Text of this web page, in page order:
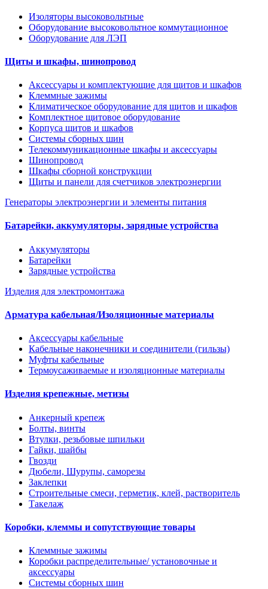
Изоляторы высоковольтные
Оборудование высоковольтное коммутационное
Оборудование для ЛЭП
Щиты и шкафы, шинопровод
Аксессуары и комплектующие для щитов и шкафов
Клеммные зажимы
Климатическое оборудование для щитов и шкафов
Комплектное щитовое оборудование
Корпуса щитов и шкафов
Системы сборных шин
Телекоммуникационные шкафы и аксессуары
Шинопровод
Шкафы сборной конструкции
Щиты и панели для счетчиков электроэнергии
Генераторы электроэнергии и элементы питания
Батарейки, аккумуляторы, зарядные устройства
Аккумуляторы
Батарейки
Зарядные устройства
Изделия для электромонтажа
Арматура кабельная/Изоляционные материалы
Аксессуары кабельные
Кабельные наконечники и соединители (гильзы)
Муфты кабельные
Термоусаживаемые и изоляционные материалы
Изделия крепежные, метизы
Анкерный крепеж
Болты, винты
Втулки, резьбовые шпильки
Гайки, шайбы
Гвозди
Дюбели, Шурупы, саморезы
Заклепки
Строительные смеси, герметик, клей, растворитель
Такелаж
Коробки, клеммы и сопутствующие товары
Клеммные зажимы
Коробки распределительные/ установочные и
аксессуары
Системы сборных шин